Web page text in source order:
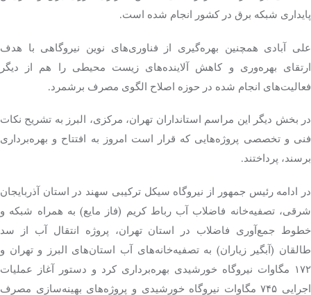
پایداری شبکه برق در کشور انجام شده است.
علی آبادی همچنین بهره‌گیری از فناوری‌های نوین نیروگاهی با هدف
ارتقای بهره‌وری و کاهش آلاینده‌های زیست محیطی را هم از دیگر
فعالیت‌های انجام شده در حوزه اصلاح الگوی مصرف برشمرد.
در بخش دیگر این مراسم استانداران تهران، مرکزی، البرز به تشریح نکات
فنی و تخصصی پروژه‌هایی که قرار است امروز به افتتاح و بهره‌برداری
برسند، پرداختند.
در ادامه رئیس جمهور از نیروگاه سیکل ترکیبی سهند در استان آذربایجان
شرقی، تصفیه‌خانه فاضلاب آب رباط کریم (فاز مایع) به همراه شبکه و
خطوط جمع‌آوری فاضلاب در استان تهران، پروژه انتقال آب از سد
طالقان (آبگیرزیاران) به تصفیه‌خانه‌های آب استان‌های البرز و تهران و
۱۷۲ مگاوات نیروگاه خورشیدی بهره‌برداری کرد و دستور آغاز عملیات
اجرایی ۷۴۵ مگاوات نیروگاه خورشیدی و پروژه‌های بهینه‌سازی مصرف